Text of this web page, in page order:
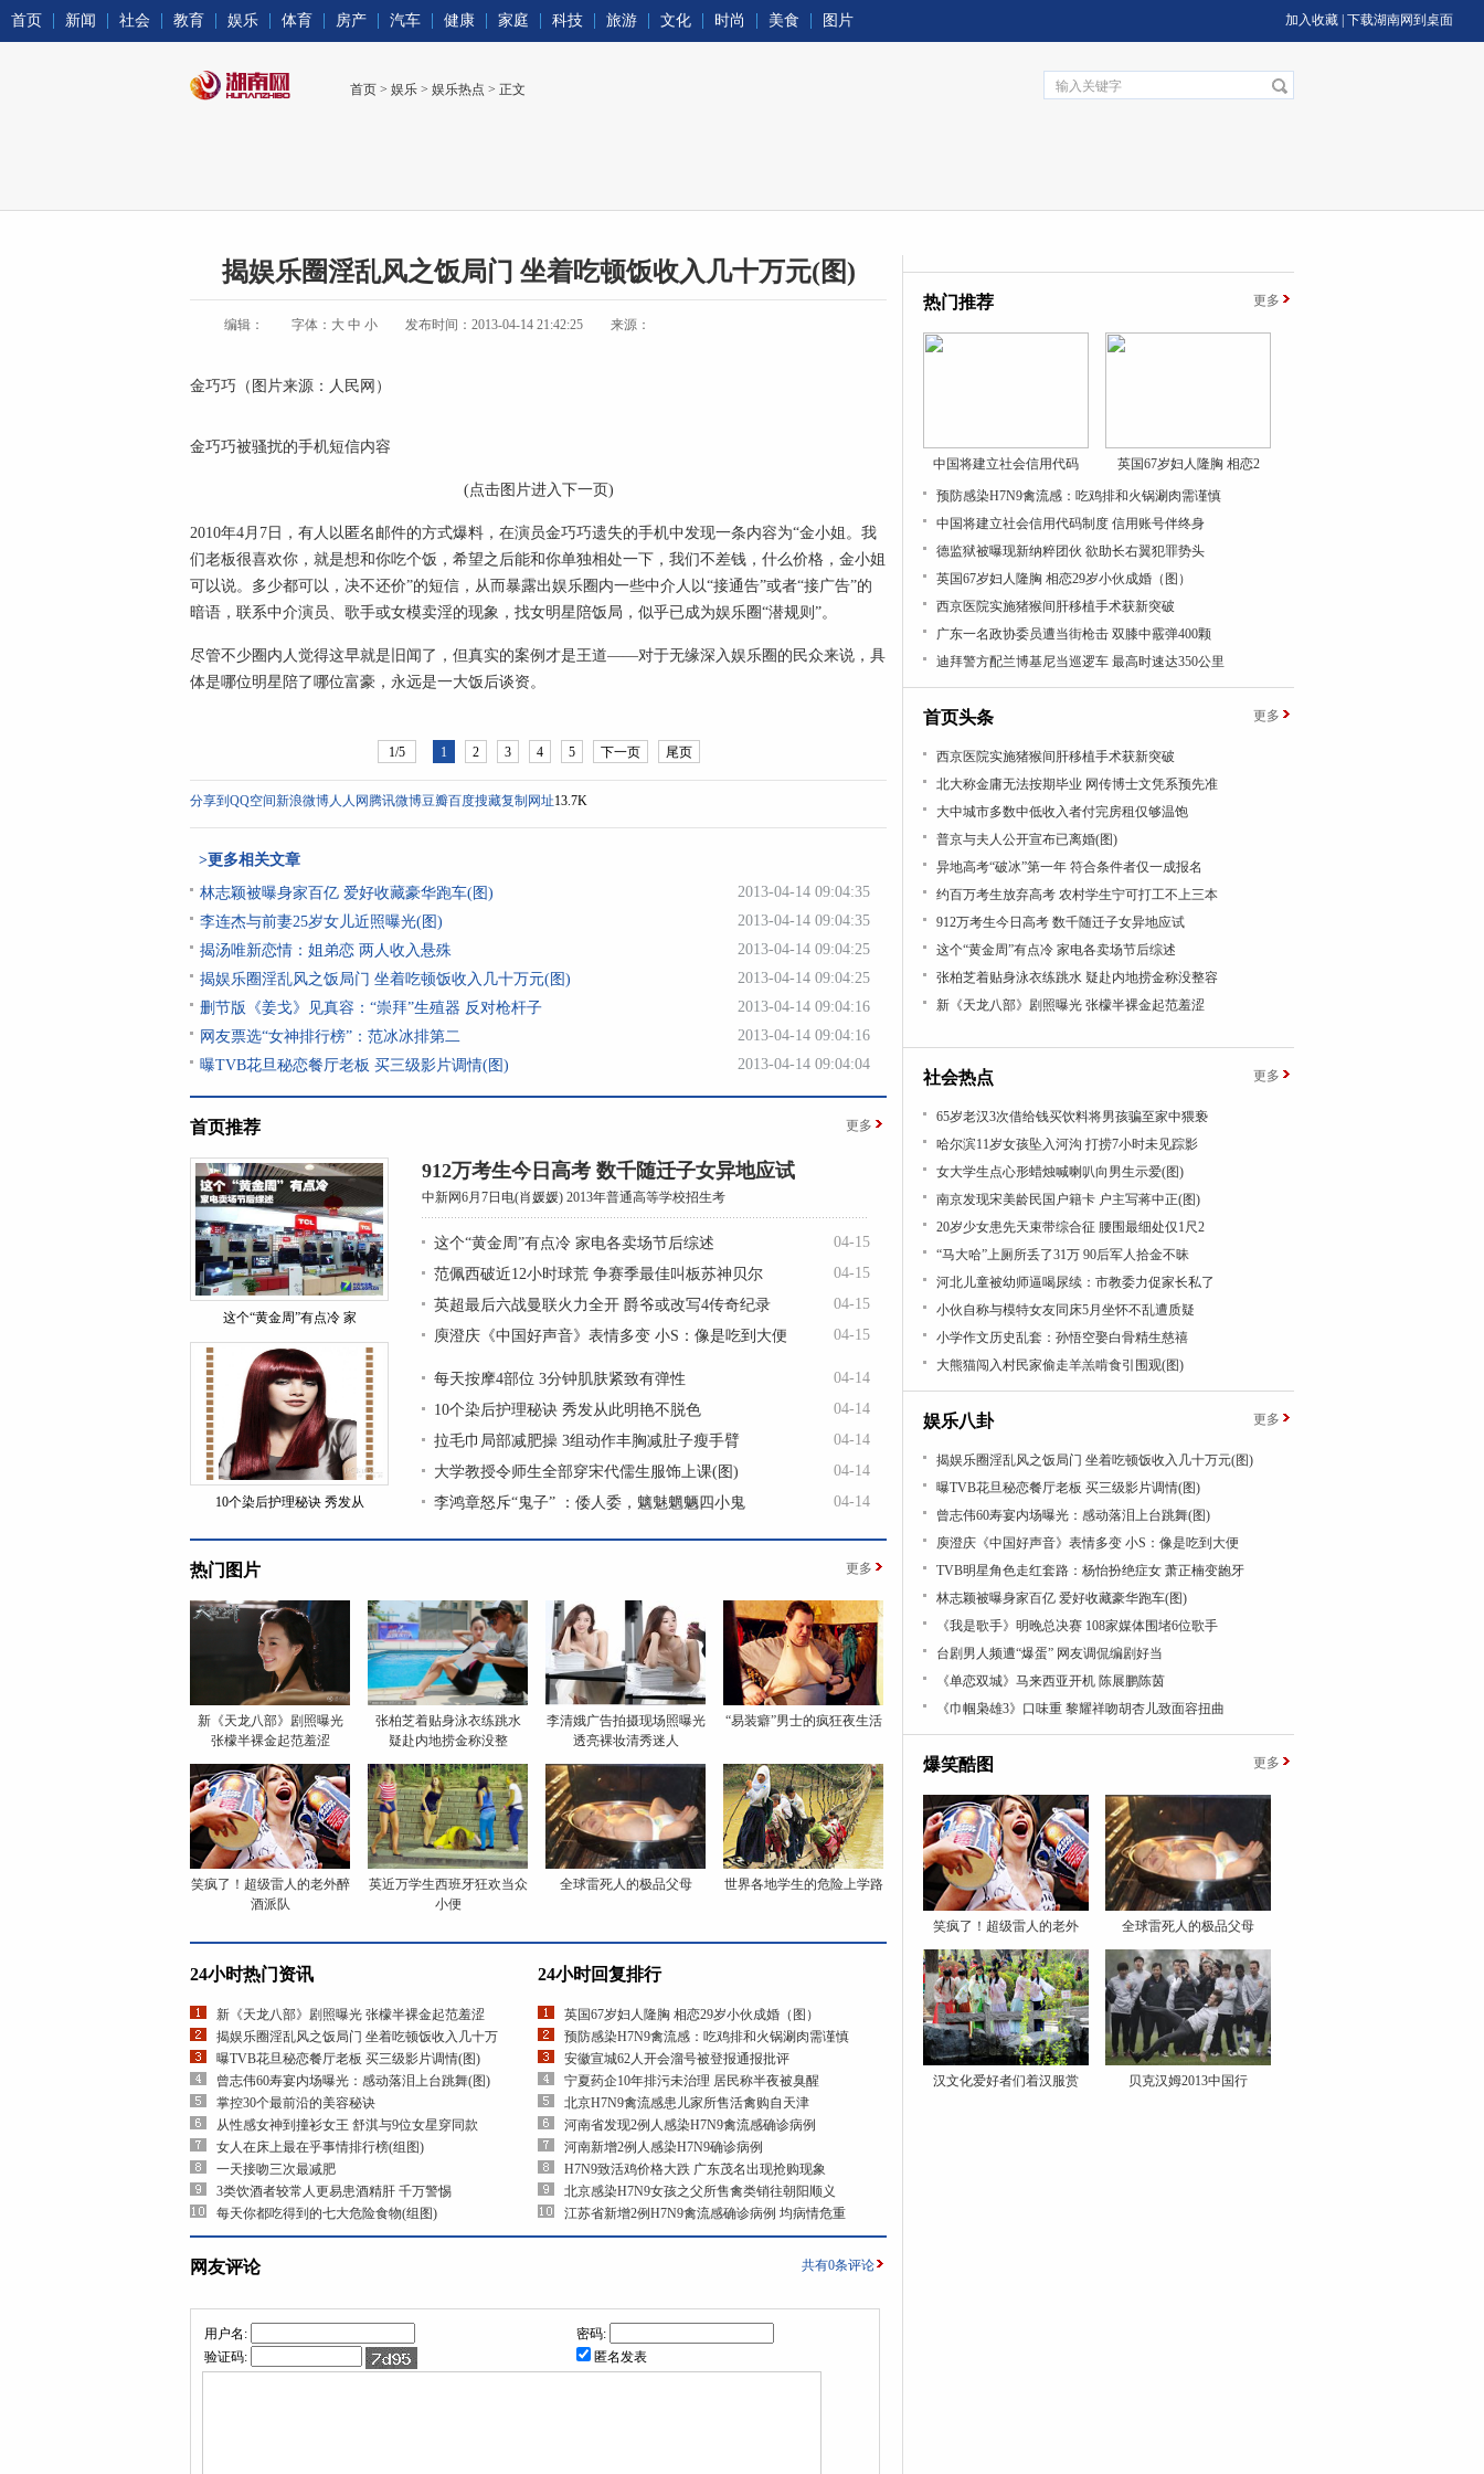
首页 新闻 社会 教育 娱乐 体育 房产 汽车 健康 家庭 科技 旅游 文化 时尚 美食 图片 加入收藏 下载湖南网到桌面
首页 > 娱乐 > 娱乐热点 > 正文
揭娱乐圈淫乱风之饭局门 坐着吃顿饭收入几十万元(图)
编辑： 字体： 大 中 小 发布时间：2013-04-14 21:42:25 来源：
金巧巧（图片来源：人民网）
金巧巧被骚扰的手机短信内容
(点击图片进入下一页)
2010年4月7日，有人以匿名邮件的方式爆料，在演员金巧巧遗失的手机中发现一条内容为“金小姐。我
们老板很喜欢你，就是想和你吃个饭，希望之后能和你单独相处一下，我们不差钱，什么价格，金小姐
可以说。多少都可以，决不还价”的短信，从而暴露出娱乐圈内一些中介人以“接通告”或者“接广告”的
暗语，联系中介演员、歌手或女模卖淫的现象，找女明星陪饭局，似乎已成为娱乐圈“潜规则”。
尽管不少圈内人觉得这早就是旧闻了，但真实的案例才是王道——对于无缘深入娱乐圈的民众来说，具
体是哪位明星陪了哪位富豪，永远是一大饭后谈资。
1/5 1 2 3 4 5 下一页 尾页
分享到 QQ空间新浪微博人人网 腾讯微博豆瓣百度搜藏复制网址13.7K
>更多相关文章
林志颖被曝身家百亿 爱好收藏豪华跑车(图)
2013-04-14 09:04:35
李连杰与前妻25岁女儿近照曝光(图)
2013-04-14 09:04:35
揭汤唯新恋情：姐弟恋 两人收入悬殊
2013-04-14 09:04:25
揭娱乐圈淫乱风之饭局门 坐着吃顿饭收入几十万元(图)
2013-04-14 09:04:25
删节版《姜戈》见真容：“崇拜”生殖器 反对枪杆子
2013-04-14 09:04:16
网友票选“女神排行榜”：范冰冰排第二
2013-04-14 09:04:16
曝TVB花旦秘恋餐厅老板 买三级影片调情(图)
2013-04-14 09:04:04
首页推荐 更多
这个“黄金周”有点冷 家
10个染后护理秘诀 秀发从
912万考生今日高考 数千随迁子女异地应试
中新网6月7日电(肖媛媛) 2013年普通高等学校招生考
这个“黄金周”有点冷 家电各卖场节后综述
04-15
范佩西破近12小时球荒 争赛季最佳叫板苏神贝尔
04-15
英超最后六战曼联火力全开 爵爷或改写4传奇纪录
04-15
庾澄庆《中国好声音》表情多变 小S：像是吃到大便
04-15
每天按摩4部位 3分钟肌肤紧致有弹性
04-14
10个染后护理秘诀 秀发从此明艳不脱色
04-14
拉毛巾局部减肥操 3组动作丰胸减肚子瘦手臂
04-14
大学教授令师生全部穿宋代儒生服饰上课(图)
04-14
李鸿章怒斥“鬼子” ：倭人委，魑魅魍魉四小鬼
04-14
热门图片 更多
新《天龙八部》剧照曝光
张檬半裸金起范羞涩
张柏芝着贴身泳衣练跳水
疑赴内地捞金称没整
李清娥广告拍摄现场照曝光
透亮裸妆清秀迷人
“易装癖”男士的疯狂夜生活
笑疯了！超级雷人的老外醉
酒派队
英近万学生西班牙狂欢当众
小便
全球雷死人的极品父母 世界各地学生的危险上学路
24小时热门资讯
新《天龙八部》剧照曝光 张檬半裸金起范羞涩
揭娱乐圈淫乱风之饭局门 坐着吃顿饭收入几十万
曝TVB花旦秘恋餐厅老板 买三级影片调情(图)
曾志伟60寿宴内场曝光：感动落泪上台跳舞(图)
掌控30个最前沿的美容秘诀
从性感女神到撞衫女王 舒淇与9位女星穿同款
女人在床上最在乎事情排行榜(组图)
一天接吻三次最减肥
3类饮酒者较常人更易患酒精肝 千万警惕
每天你都吃得到的七大危险食物(组图)
24小时回复排行
英国67岁妇人隆胸 相恋29岁小伙成婚（图）
预防感染H7N9禽流感：吃鸡排和火锅涮肉需谨慎
安徽宣城62人开会溜号被登报通报批评
宁夏药企10年排污未治理 居民称半夜被臭醒
北京H7N9禽流感患儿家所售活禽购自天津
河南省发现2例人感染H7N9禽流感确诊病例
河南新增2例人感染H7N9确诊病例
H7N9致活鸡价格大跌 广东茂名出现抢购现象
北京感染H7N9女孩之父所售禽类销往朝阳顺义
江苏省新增2例H7N9禽流感确诊病例 均病情危重
网友评论 共有0条评论
用户名:
密码:
验证码:
匿名发表
热门推荐 更多
中国将建立社会信用代码 英国67岁妇人隆胸 相恋2
预防感染H7N9禽流感：吃鸡排和火锅涮肉需谨慎
中国将建立社会信用代码制度 信用账号伴终身
德监狱被曝现新纳粹团伙 欲助长右翼犯罪势头
英国67岁妇人隆胸 相恋29岁小伙成婚（图）
西京医院实施猪猴间肝移植手术获新突破
广东一名政协委员遭当街枪击 双膝中霰弹400颗
迪拜警方配兰博基尼当巡逻车 最高时速达350公里
首页头条 更多
西京医院实施猪猴间肝移植手术获新突破
北大称金庸无法按期毕业 网传博士文凭系预先准
大中城市多数中低收入者付完房租仅够温饱
普京与夫人公开宣布已离婚(图)
异地高考“破冰”第一年 符合条件者仅一成报名
约百万考生放弃高考 农村学生宁可打工不上三本
912万考生今日高考 数千随迁子女异地应试
这个“黄金周”有点冷 家电各卖场节后综述
张柏芝着贴身泳衣练跳水 疑赴内地捞金称没整容
新《天龙八部》剧照曝光 张檬半裸金起范羞涩
社会热点 更多
65岁老汉3次借给钱买饮料将男孩骗至家中猥亵
哈尔滨11岁女孩坠入河沟 打捞7小时未见踪影
女大学生点心形蜡烛喊喇叭向男生示爱(图)
南京发现宋美龄民国户籍卡 户主写蒋中正(图)
20岁少女患先天束带综合征 腰围最细处仅1尺2
“马大哈”上厕所丢了31万 90后军人拾金不昧
河北儿童被幼师逼喝尿续：市教委力促家长私了
小伙自称与模特女友同床5月坐怀不乱遭质疑
小学作文历史乱套：孙悟空娶白骨精生慈禧
大熊猫闯入村民家偷走羊羔啃食引围观(图)
娱乐八卦 更多
揭娱乐圈淫乱风之饭局门 坐着吃顿饭收入几十万元(图)
曝TVB花旦秘恋餐厅老板 买三级影片调情(图)
曾志伟60寿宴内场曝光：感动落泪上台跳舞(图)
庾澄庆《中国好声音》表情多变 小S：像是吃到大便
TVB明星角色走红套路：杨怡扮绝症女 萧正楠变龅牙
林志颖被曝身家百亿 爱好收藏豪华跑车(图)
《我是歌手》明晚总决赛 108家媒体围堵6位歌手
台剧男人频遭“爆蛋” 网友调侃编剧好当
《单恋双城》马来西亚开机 陈展鹏陈茵
《巾帼枭雄3》口味重 黎耀祥吻胡杏儿致面容扭曲
爆笑酷图 更多
笑疯了！超级雷人的老外 全球雷死人的极品父母
汉文化爱好者们着汉服赏 贝克汉姆2013中国行